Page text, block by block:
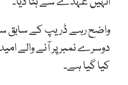
واضح رہے ڈریپ کے سابق
دوسرے نمبر پر آنے والے
کیا گیا ہے۔